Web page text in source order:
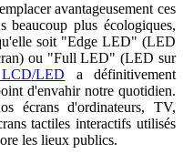
avantageusement ces
beaucoup plus écologiques,
soit "Edge LED" (LED
ou "Full LED" (LED sur
LED a définitivement
d'envahir notre quotidien.
écrans d'ordinateurs, TV,
tactiles interactifs utilisés
les lieux publics.